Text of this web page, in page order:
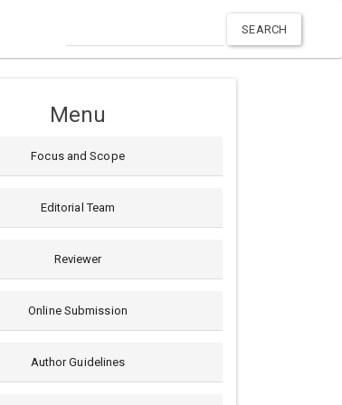
SEARCH
Menu
Focus and Scope
Editorial Team
Reviewer
Online Submission
Author Guidelines